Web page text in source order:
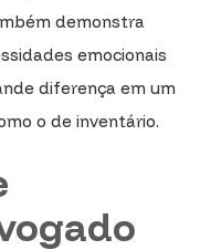
demonstra
emocionais
diferença em um
o de inventário.